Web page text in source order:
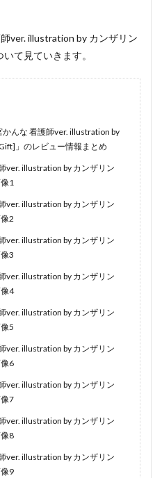
ver. illustration by カンザリン
て見ていきます。
んな 看護師ver. illustration by
」のレビュー情報まとめ
ver. illustration by カンザリン
1
ver. illustration by カンザリン
2
ver. illustration by カンザリン
3
ver. illustration by カンザリン
4
ver. illustration by カンザリン
5
ver. illustration by カンザリン
6
ver. illustration by カンザリン
7
ver. illustration by カンザリン
8
ver. illustration by カンザリン
9